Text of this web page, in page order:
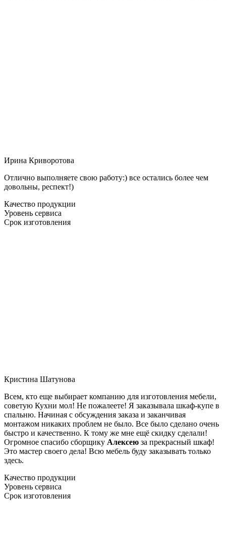
Ирина Криворотова
Отлично выполняете свою работу:) все остались более чем
довольны, респект!)
Качество продукции
Уровень сервиса
Срок изготовления
Кристина Шатунова
Всем, кто еще выбирает компанию для изготовления мебели,
советую Кухни мол! Не пожалеете! Я заказывала шкаф-купе в
спальню. Начиная с обсуждения заказа и заканчивая
монтажом никаких проблем не было. Все было сделано очень
быстро и качественно. К тому же мне ещё скидку сделали!
Огромное спасибо сборщику Алексею за прекрасный шкаф!
Это мастер своего дела! Всю мебель буду заказывать только
здесь.
Качество продукции
Уровень сервиса
Срок изготовления